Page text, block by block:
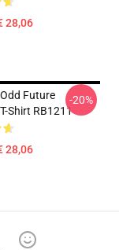
28,06
Future
Shirt RB1211
28,06
-20%